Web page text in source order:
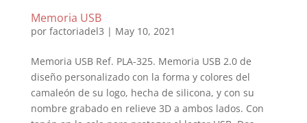
Memoria USB
por factoriadel3 | May 10, 2021
Memoria USB Ref. PLA-325. Memoria USB 2.0 de
diseño personalizado con la forma y colores del
camaleón de su logo, hecha de silicona, y con su
nombre grabado en relieve 3D a ambos lados. Con